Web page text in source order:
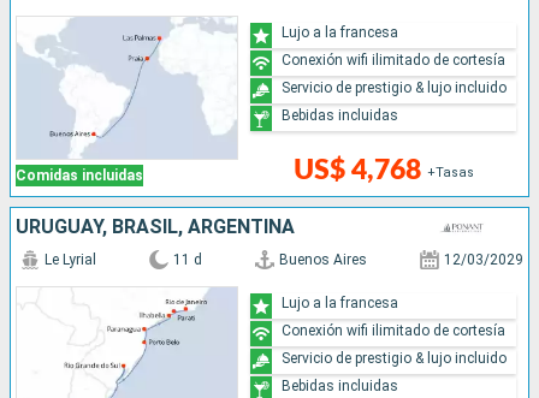
Comidas incluidas US$ 4,768 +Tasas
Lujo a la francesa
Conexión wifi ilimitado de cortesía
Servicio de prestigio & lujo incluido
Bebidas incluidas
URUGUAY, BRASIL, ARGENTINA
Le Lyrial 11 d Buenos Aires 12/03/2029
Lujo a la francesa
Conexión wifi ilimitado de cortesía
Servicio de prestigio & lujo incluido
Bebidas incluidas